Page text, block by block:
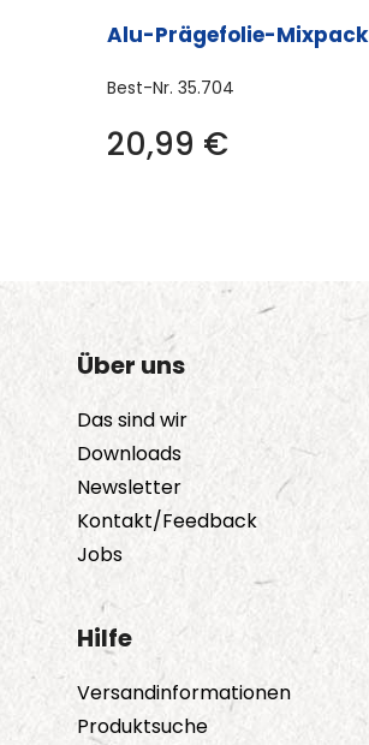
Alu-Prägefolie-Mixpack
Best-Nr. 35.704
20,99 €
Über uns
Das sind wir
Downloads
Newsletter
Kontakt/Feedback
Jobs
Hilfe
Versandinformationen
Produktsuche